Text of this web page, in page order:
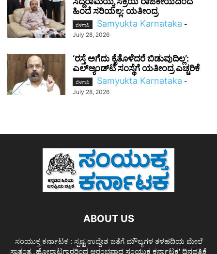
ಹಿಂದೆ ಸರಿಯಲ್ಲ: ಯತೀಂದ್ರ
ಬೆಳಗಾವಿ Samyukta Karnataka -
July 28, 2026
‘ರಸ್ತೆ ಅಗೆದು ಕೈತೊಳೆದರೆ ಬಿಡುವುದಿಲ್ಲ’:
ಎಲ್‌ಆ್ಯಂಡ್‌ಟಿ ಸಂಸ್ಥೆಗೆ ಯತೀಂದ್ರ ಎಚ್ಚರಿಕೆ
ಬೆಳಗಾವಿ Samyukta Karnataka -
July 28, 2026
ABOUT US
ಸಂಯುಕ್ತ ಕರ್ನಾಟಕ : ಸ್ಪಷ್ಟ ಉದ್ದೇಶ ಜತೆಗೆ ಮೌಲ್ಯಗಳ ತಳಹದಿಯ ಮೇಲೆ
ಸ್ವಾತಂತ್ರ್ಯ ಹೋರಾಟಗಾರರಿಂದ ಆರಂಭವಾದ ಸಂಯುಕ್ತ ಕರ್ನಾಟಕ' ದಿನಪತ್ರಿಕೆ